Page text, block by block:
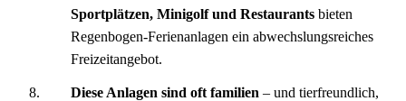
Sportplätzen, Minigolf und Restaurants bieten
Regenbogen-Ferienanlagen ein abwechslungsreiches
Freizeitangebot.
Diese Anlagen sind oft familien – und tierfreundlich,